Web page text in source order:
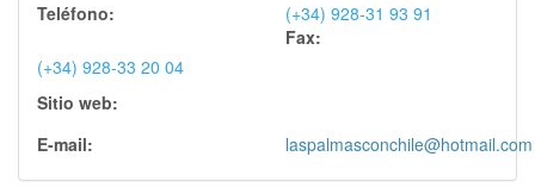
Teléfono:
(+34) 928-31 93 91
Fax:
(+34) 928-33 20 04
Sitio web:
E-mail:
laspalmasconchile@hotmail.com